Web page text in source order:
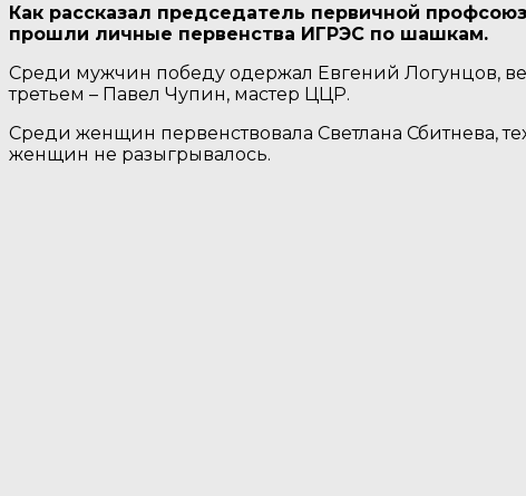
Как рассказал председатель первичной
прошли личные первенства ИГРЭС по шашкам.
Среди мужчин победу одержал Евгений Логунцов,
третьем – Павел Чупин, мастер ЦЦР.
Среди женщин первенствовала Светлана Сбитнева,
женщин не разыгрывалось.